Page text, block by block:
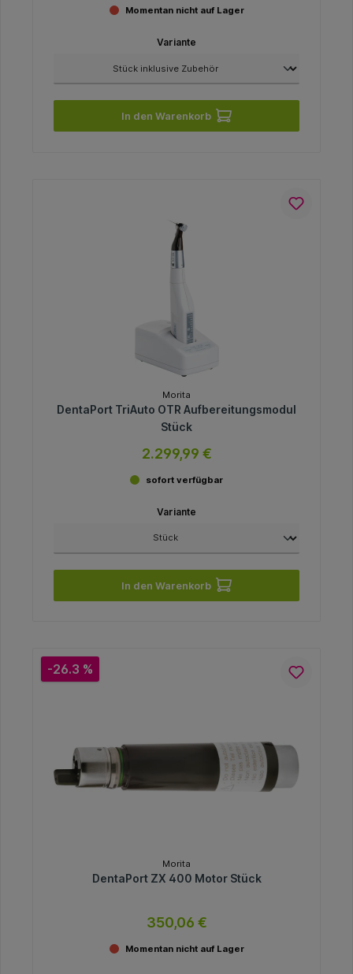
Momentan nicht auf Lager
Variante
In den Warenkorb
Morita
DentaPort TriAuto OTR Aufbereitungsmodul
Stück
2.299,99 €
sofort verfügbar
Variante
In den Warenkorb
-26.3 %
Morita
DentaPort ZX 400 Motor Stück
350,06 €
Momentan nicht auf Lager